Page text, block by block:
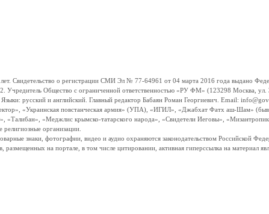
о регистрации СМИ Эл № 77-64961 от 04 марта 2016 года выдано
Общество с ограниченной ответственностью «РУ ФМ» (123298 Москва,
русский и английский. Главный редактор Бабаян Роман Георгиевич. Email:
«Украинская повстанческая армия» (УПА), «ИГИЛ», «Джабхат Фатх аш-Шам»
«Меджлис крымско-татарского народа», «Свидетели Иеговы»,
организации.
знаки, фотографии, видео и аудио охраняются законодательством Российской
на портале, в том числе цитировании, активная гиперссылка на материал